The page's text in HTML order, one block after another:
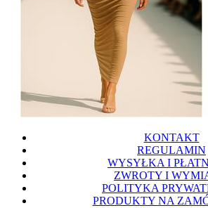
KONTAKT
REGULAMIN
WYSYŁKA I
ZWROTY I
POLITYKA
PRODUKTY NA